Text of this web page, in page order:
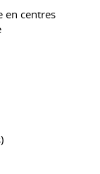
en centres